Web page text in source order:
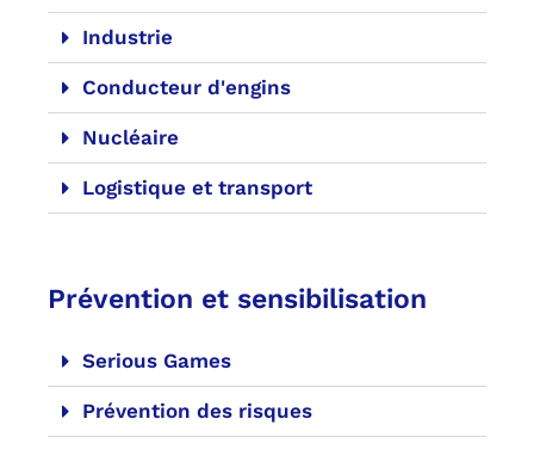
Industrie
Conducteur d'engins
Nucléaire
Logistique et transport
Prévention et sensibilisation
Serious Games
Prévention des risques